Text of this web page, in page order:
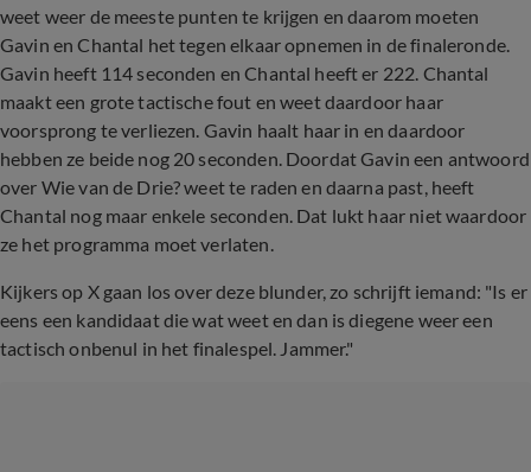
weet weer de meeste punten te krijgen en daarom moeten
Gavin en Chantal het tegen elkaar opnemen in de finaleronde.
Gavin heeft 114 seconden en Chantal heeft er 222. Chantal
maakt een grote tactische fout en weet daardoor haar
voorsprong te verliezen. Gavin haalt haar in en daardoor
hebben ze beide nog 20 seconden. Doordat Gavin een antwoord
over Wie van de Drie? weet te raden en daarna past, heeft
Chantal nog maar enkele seconden. Dat lukt haar niet waardoor
ze het programma moet verlaten.
Kijkers op X gaan los over deze blunder, zo schrijft iemand: "Is er
eens een kandidaat die wat weet en dan is diegene weer een
tactisch onbenul in het finalespel. Jammer."